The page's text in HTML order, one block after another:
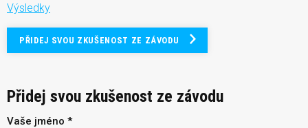
Výsledky
PŘIDEJ SVOU ZKUŠENOST ZE ZÁVODU
Přidej svou zkušenost ze závodu
Vaše jméno *